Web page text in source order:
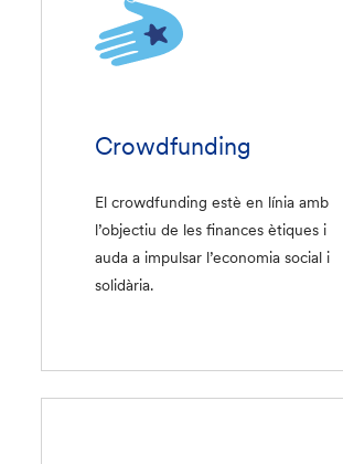
Crowdfunding
El crowdfunding estè en línia amb
l’objectiu de les finances ètiques i
auda a impulsar l’economia social i
solidària.